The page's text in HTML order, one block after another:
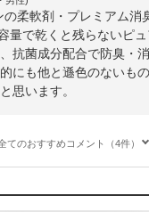
の柔軟剤・プレミアム消
量で乾くと残らないピ
抗菌成分配合で防臭・
にも他と遜色のないも
思います。
てのおすすめコメント（4件）